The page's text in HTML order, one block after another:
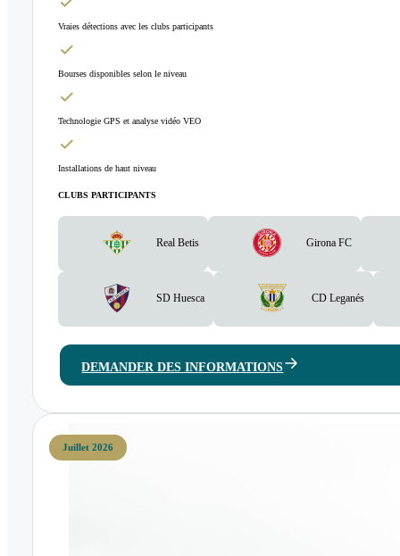
Vraies détections avec les clubs participants
Bourses disponibles selon le niveau
Technologie GPS et analyse vidéo VEO
Installations de haut niveau
CLUBS PARTICIPANTS
Real Betis Girona FC
SD Huesca CD Leganés
DEMANDER DES INFORMATIONS
Juillet 2026